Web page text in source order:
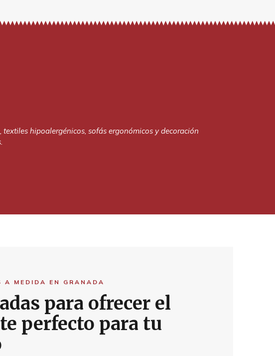
hipoalergénicos, sofás ergonómicos y decoración
A MEDIDA EN GRANADA
para ofrecer el
perfecto para tu